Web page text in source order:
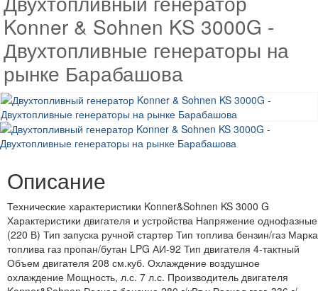
Konner & Sohnen KS 3000G -
Двухтопливные генераторы на
рынке Барабашова
Описание
Технические характеристики Konner&Sohnen KS 3000 G
Характеристики двигателя и устройства Напряжение однофазные
(220 В) Тип запуска ручной стартер Тип топлива бензин/газ Марка
топлива газ пропан/бутан LPG АИ-92 Тип двигателя 4-тактный
Объем двигателя 208 см.куб. Охлаждение воздушное
охлаждение Мощность, л.с. 7 л.с. Производитель двигателя